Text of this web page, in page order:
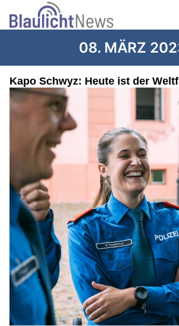
08. MÄRZ
Kapo Schwyz: Heute ist der